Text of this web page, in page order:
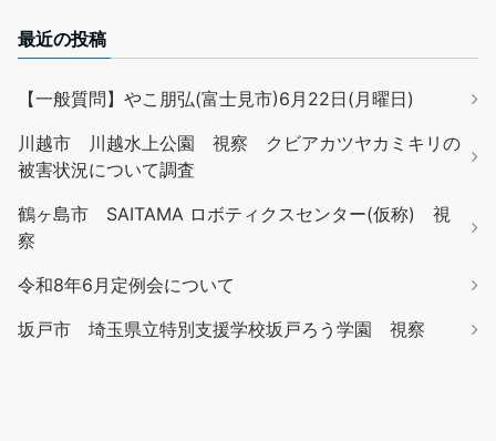
最近の投稿
【一般質問】やこ朋弘(富士見市)6月22日(月曜日)
川越市 川越水上公園 視察 クビアカツヤカミキリの
被害状況について調査
鶴ヶ島市 SAITAMA ロボティクスセンター(仮称) 視
察
令和8年6月定例会について
坂戸市 埼玉県立特別支援学校坂戸ろう学園 視察